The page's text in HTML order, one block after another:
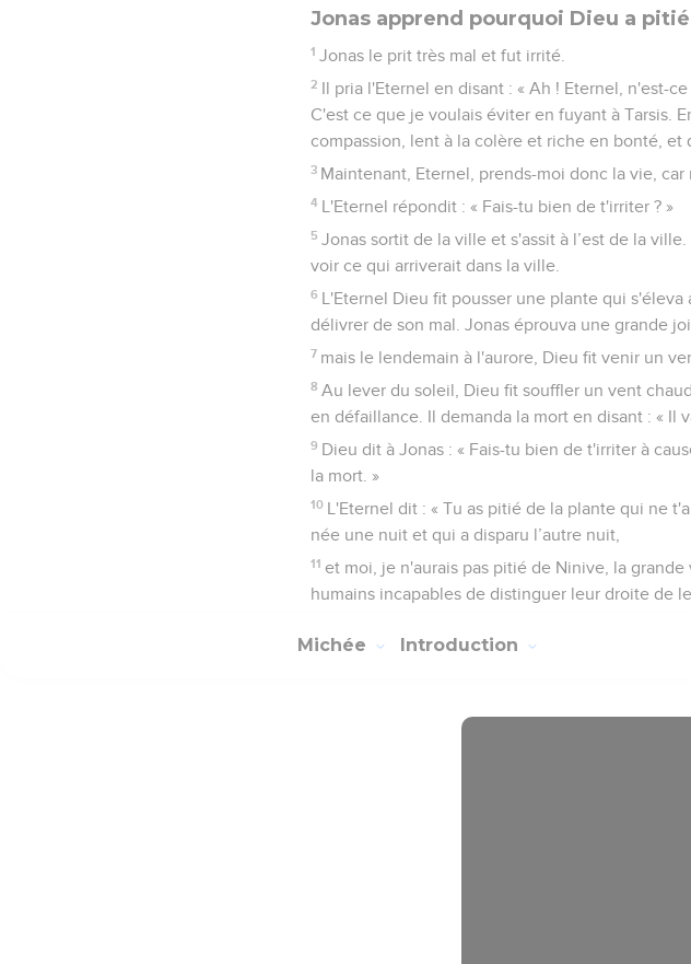
Jonas apprend pourquoi Dieu a
1 Jonas le prit très mal et fut irrité.
2 Il pria l'Eternel en disant : « Ah ! Eternel, n'est-
C'est ce que je voulais éviter en fuyant à Tarsis.
compassion, lent à la colère et riche en bonté, et
3 Maintenant, Eternel, prends-moi donc la vie,
4 L'Eternel répondit : « Fais-tu bien de t'irriter ? »
5 Jonas sortit de la ville et s'assit à l’est de la
voir ce qui arriverait dans la ville.
6 L'Eternel Dieu fit pousser une plante qui
délivrer de son mal. Jonas éprouva une grande
7 mais le lendemain à l'aurore, Dieu fit venir un
8 Au lever du soleil, Dieu fit souffler un vent
en défaillance. Il demanda la mort en disant : « Il
9 Dieu dit à Jonas : « Fais-tu bien de t'irriter à
la mort. »
10 L'Eternel dit : « Tu as pitié de la plante qui ne
née une nuit et qui a disparu l’autre nuit,
11 et moi, je n'aurais pas pitié de Ninive, la
humains incapables de distinguer leur droite de
Michée Introduction